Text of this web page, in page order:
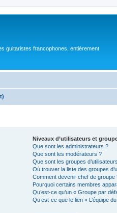
guitaristes francophones, entièrement
Niveaux d’utilisateurs et
Que sont les administrateurs ?
Que sont les modérateurs ?
Que sont les groupes
Où trouver la liste des groupes
Comment devenir chef de groupe
Pourquoi certains membres
Qu’est-ce qu’un « Groupe par
Qu’est-ce que le lien « L’équipe